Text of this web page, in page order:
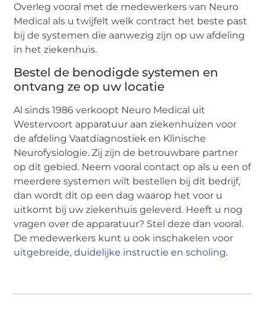
Overleg vooral met de medewerkers van Neuro
Medical als u twijfelt welk contract het beste past
bij de systemen die aanwezig zijn op uw afdeling
in het ziekenhuis.
Bestel de benodigde systemen en
ontvang ze op uw locatie
Al sinds 1986 verkoopt Neuro Medical uit
Westervoort apparatuur aan ziekenhuizen voor
de afdeling Vaatdiagnostiek en Klinische
Neurofysiologie. Zij zijn de betrouwbare partner
op dit gebied. Neem vooral contact op als u een of
meerdere systemen wilt bestellen bij dit bedrijf,
dan wordt dit op een dag waarop het voor u
uitkomt bij uw ziekenhuis geleverd. Heeft u nog
vragen over de apparatuur? Stel deze dan vooral.
De medewerkers kunt u ook inschakelen voor
uitgebreide, duidelijke instructie en scholing.